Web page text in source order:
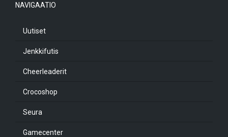
NAVIGAATIO
Uutiset
Jenkkifutis
Cheerleaderit
Crocoshop
Seura
Gamecenter